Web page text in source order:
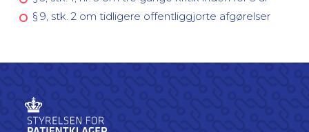
§ 9, stk. 2 om tidligere offentliggjorte afgørelser